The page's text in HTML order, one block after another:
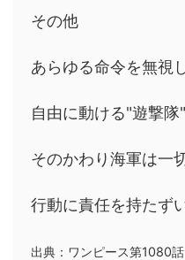
その他
あらゆる命令を無視
自由に動ける"遊撃隊"
そのかわり海軍は一
行動に責任を持たず
出典：ワンピース第1080話